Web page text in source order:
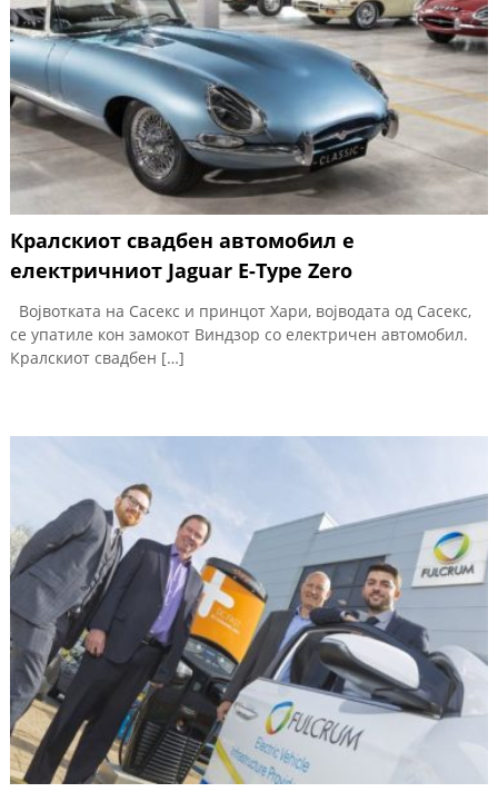
Кралскиот свадбен автомобил е
електричниот Jaguar E-Type Zero
Војвотката на Сасекс и принцот Хари, војводата од Сасекс,
се упатиле кон замокот Виндзор со електричен автомобил.
Кралскиот свадбен […]